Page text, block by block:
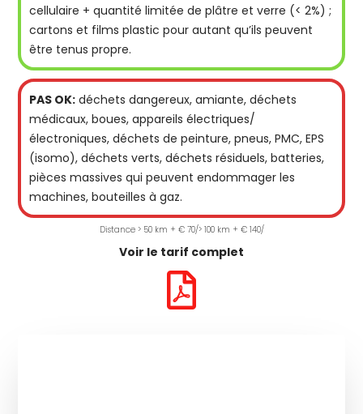
cellulaire + quantité limitée de plâtre et verre (< 2%) ;
cartons et films plastic pour autant qu’ils peuvent
être tenus propre.
PAS OK: déchets dangereux, amiante, déchets
médicaux, boues, appareils électriques/
électroniques, déchets de peinture, pneus, PMC, EPS
(isomo), déchets verts, déchets résiduels, batteries,
pièces massives qui peuvent endommager les
machines, bouteilles à gaz.
Distance > 50 km + € 70/> 100 km + € 140/
Voir le tarif complet